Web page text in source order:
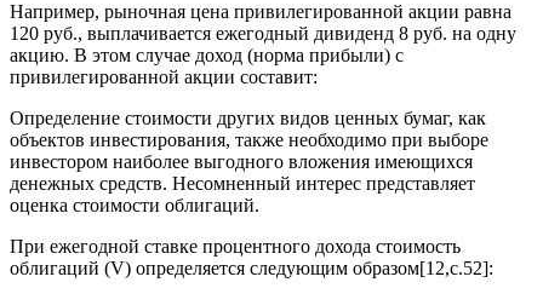
Например, рыночная цена привилегированной акции равна
120 руб., выплачивается ежегодный дивиденд 8 руб. на одну
акцию. В этом случае доход (норма прибыли) с
привилегированной акции составит:
Определение стоимости других видов ценных бумаг, как
объектов инвестирования, также необходимо при выборе
инвестором наиболее выгодного вложения имеющихся
денежных средств. Несомненный интерес представляет
оценка стоимости облигаций.
При ежегодной ставке процентного дохода стоимость
облигаций (V) определяется следующим образом[12,c.52]: